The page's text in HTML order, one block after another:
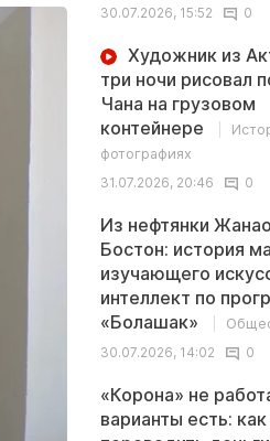
30.07.2026, 15:52
0
Художник из
три ночи рисовал
Чана на грузовом
контейнере
фотографиях
31.07.2026, 20:46
0
Из нефтянки
Бостон: история
изучающего
интеллект по
«Болашак»
30.07.2026, 14:02
0
«Корона» не
варианты есть: